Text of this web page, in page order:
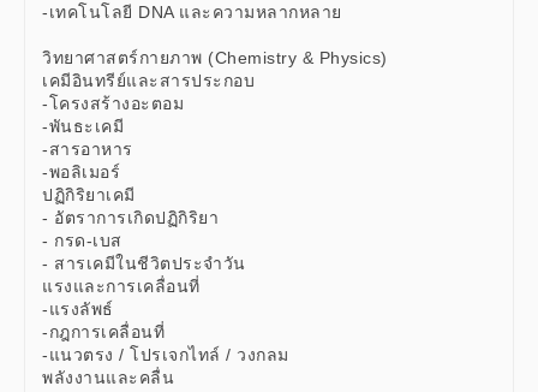
-เทคโนโลยี DNA และความหลากหลาย
วิทยาศาสตร์กายภาพ (Chemistry & Physics)
เคมีอินทรีย์และสารประกอบ
-โครงสร้างอะตอม
-พันธะเคมี
-สารอาหาร
-พอลิเมอร์
ปฏิกิริยาเคมี
- อัตราการเกิดปฏิกิริยา
- กรด-เบส
- สารเคมีในชีวิตประจำวัน
แรงและการเคลื่อนที่
-แรงลัพธ์
-กฎการเคลื่อนที่
-แนวตรง / โปรเจกไทล์ / วงกลม
พลังงานและคลื่น